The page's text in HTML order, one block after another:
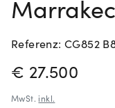
Referenz: CG852
€ 27.500
MwSt. inkl.